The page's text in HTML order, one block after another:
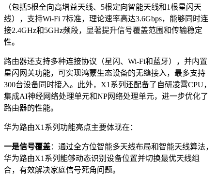
（包括5根全向高增益天线、5根定向智能天线和1根星闪天
线），支持Wi-Fi 7标准，理论速率高达3.6Gbps，能够同时连
接2.4GHz和5GHz频段，显著提升信号覆盖范围和传输稳定
性。
路由器还支持多种连接协议（星闪、Wi-Fi和蓝牙），并内置
星闪网关功能，可实现鸿蒙生态设备的无缝接入，最多支持
300台设备同时接入。此外，X1系列还配备了自研凌霄CPU，
集成AI神经网络处理单元和NP网络处理单元，进一步优化了
路由器的性能。
华为路由X1系列功能亮点主要体现在：
一是信号覆盖：通过全方位智能多天线布局和智能天线算法，
华为路由X1系列能够动态识别设备位置并切换最优天线组
合，有效解决家庭信号死角问题。